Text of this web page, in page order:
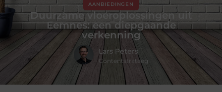
AANBIEDINGEN
Duurzame vloeroplossingen uit
Eemnes: een diepgaande
verkenning
Lars Peters
Contentstrateeg